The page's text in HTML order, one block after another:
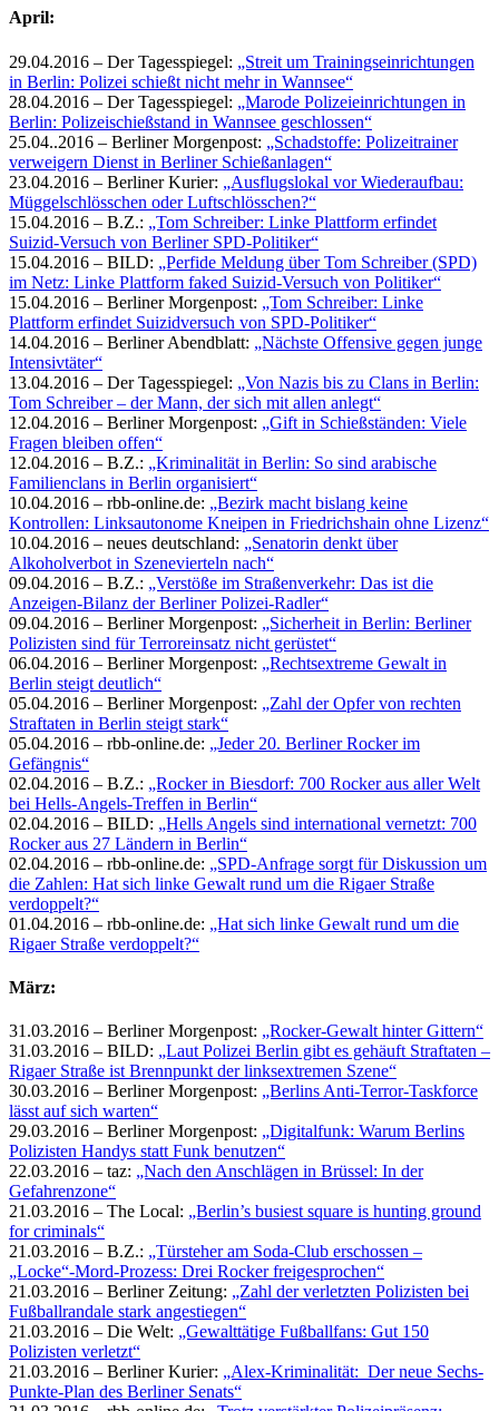
April:
29.04.2016 – Der Tagesspiegel: „Streit um Trainingseinrichtungen
in Berlin: Polizei schießt nicht mehr in Wannsee“
28.04.2016 – Der Tagesspiegel: „Marode Polizeieinrichtungen in
Berlin: Polizeischießstand in Wannsee geschlossen“
25.04..2016 – Berliner Morgenpost: „Schadstoffe: Polizeitrainer
verweigern Dienst in Berliner Schießanlagen“
23.04.2016 – Berliner Kurier: „Ausflugslokal vor Wiederaufbau:
Müggelschlösschen oder Luftschlösschen?“
15.04.2016 – B.Z.: „Tom Schreiber: Linke Plattform erfindet
Suizid-Versuch von Berliner SPD-Politiker“
15.04.2016 – BILD: „Perfide Meldung über Tom Schreiber (SPD)
im Netz: Linke Plattform faked Suizid-Versuch von Politiker“
15.04.2016 – Berliner Morgenpost: „Tom Schreiber: Linke
Plattform erfindet Suizidversuch von SPD-Politiker“
14.04.2016 – Berliner Abendblatt: „Nächste Offensive gegen junge
Intensivtäter“
13.04.2016 – Der Tagesspiegel: „Von Nazis bis zu Clans in Berlin:
Tom Schreiber – der Mann, der sich mit allen anlegt“
12.04.2016 – Berliner Morgenpost: „Gift in Schießständen: Viele
Fragen bleiben offen“
12.04.2016 – B.Z.: „Kriminalität in Berlin: So sind arabische
Familienclans in Berlin organisiert“
10.04.2016 – rbb-online.de: „Bezirk macht bislang keine
Kontrollen: Linksautonome Kneipen in Friedrichshain ohne Lizenz“
10.04.2016 – neues deutschland: „Senatorin denkt über
Alkoholverbot in Szenevierteln nach“
09.04.2016 – B.Z.: „Verstöße im Straßenverkehr: Das ist die
Anzeigen-Bilanz der Berliner Polizei-Radler“
09.04.2016 – Berliner Morgenpost: „Sicherheit in Berlin: Berliner
Polizisten sind für Terroreinsatz nicht gerüstet“
06.04.2016 – Berliner Morgenpost: „Rechtsextreme Gewalt in
Berlin steigt deutlich“
05.04.2016 – Berliner Morgenpost: „Zahl der Opfer von rechten
Straftaten in Berlin steigt stark“
05.04.2016 – rbb-online.de: „Jeder 20. Berliner Rocker im
Gefängnis“
02.04.2016 – B.Z.: „Rocker in Biesdorf: 700 Rocker aus aller Welt
bei Hells-Angels-Treffen in Berlin“
02.04.2016 – BILD: „Hells Angels sind international vernetzt: 700
Rocker aus 27 Ländern in Berlin“
02.04.2016 – rbb-online.de: „SPD-Anfrage sorgt für Diskussion um
die Zahlen: Hat sich linke Gewalt rund um die Rigaer Straße
verdoppelt?“
01.04.2016 – rbb-online.de: „Hat sich linke Gewalt rund um die
Rigaer Straße verdoppelt?“
März:
31.03.2016 – Berliner Morgenpost: „Rocker-Gewalt hinter Gittern“
31.03.2016 – BILD: „Laut Polizei Berlin gibt es gehäuft Straftaten –
Rigaer Straße ist Brennpunkt der linksextremen Szene“
30.03.2016 – Berliner Morgenpost: „Berlins Anti-Terror-Taskforce
lässt auf sich warten“
29.03.2016 – Berliner Morgenpost: „Digitalfunk: Warum Berlins
Polizisten Handys statt Funk benutzen“
22.03.2016 – taz: „Nach den Anschlägen in Brüssel: In der
Gefahrenzone“
21.03.2016 – The Local: „Berlin’s busiest square is hunting ground
for criminals“
21.03.2016 – B.Z.: „Türsteher am Soda-Club erschossen –
„Locke“-Mord-Prozess: Drei Rocker freigesprochen“
21.03.2016 – Berliner Zeitung: „Zahl der verletzten Polizisten bei
Fußballrandale stark angestiegen“
21.03.2016 – Die Welt: „Gewalttätige Fußballfans: Gut 150
Polizisten verletzt“
21.03.2016 – Berliner Kurier: „Alex-Kriminalität: Der neue Sechs-
Punkte-Plan des Berliner Senats“